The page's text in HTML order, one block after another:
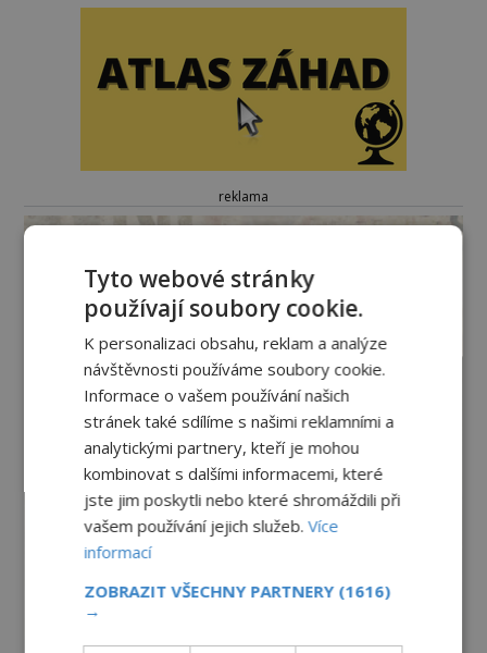
reklama
Tyto webové stránky
používají soubory cookie.
K personalizaci obsahu, reklam a analýze
návštěvnosti používáme soubory cookie.
Informace o vašem používání našich
stránek také sdílíme s našimi reklamními a
analytickými partnery, kteří je mohou
kombinovat s dalšími informacemi, které
jste jim poskytli nebo které shromáždili při
vašem používání jejich služeb.Více
informací
ZOBRAZIT VŠECHNY PARTNERY (1616)
→